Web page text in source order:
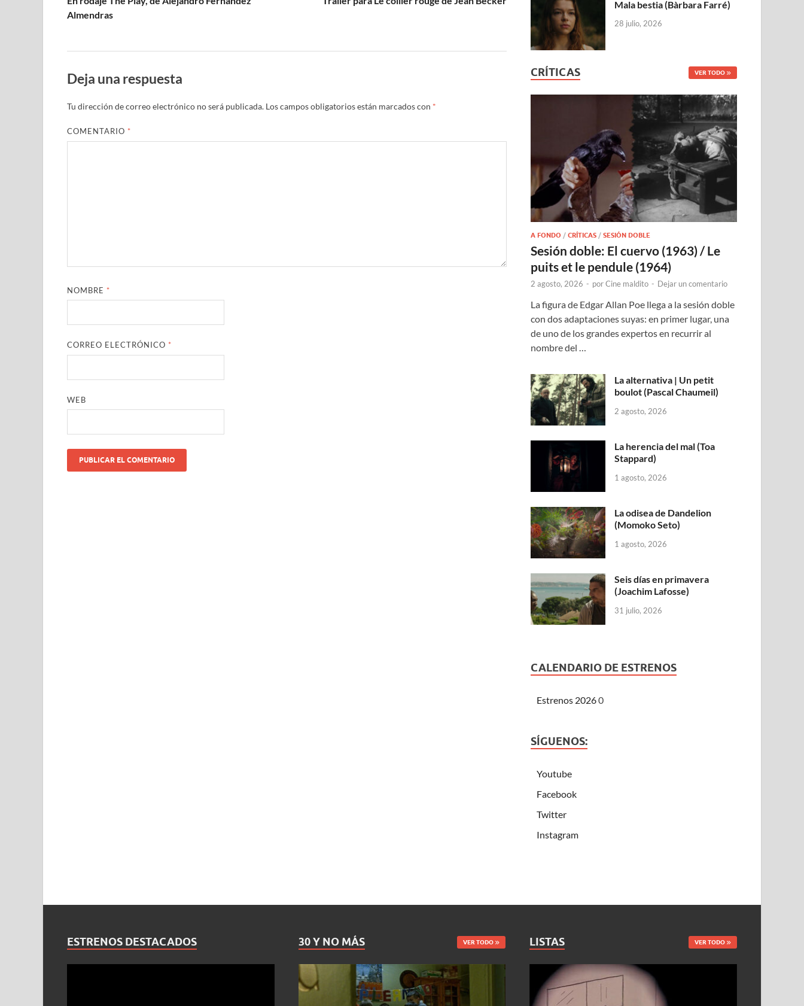
Almendras
Deja una respuesta
Tu dirección de correo electrónico no será publicada. Los campos obligatorios están marcados con *
COMENTARIO *
NOMBRE *
CORREO ELECTRÓNICO *
WEB
Mala bestia (Bàrbara Farré)
28 julio, 2026
CRÍTICAS VER TODO
A FONDO /CRÍTICAS /SESIÓN DOBLE
Sesión doble: El cuervo (1963) / Le
puits et le pendule (1964)
2 agosto, 2026 - porCine maldito - Dejar un comentario
La figura de Edgar Allan Poe llega a la sesión doble
con dos adaptaciones suyas: en primer lugar, una
de uno de los grandes expertos en recurrir al
nombre del …
La alternativa | Un petit
boulot (Pascal Chaumeil)
2 agosto, 2026
La herencia del mal (Toa
Stappard)
1 agosto, 2026
La odisea de Dandelion
(Momoko Seto)
1 agosto, 2026
Seis días en primavera
(Joachim Lafosse)
31 julio, 2026
CALENDARIO DE ESTRENOS
Estrenos 20260
SÍGUENOS:
Youtube
Facebook
Twitter
Instagram
ESTRENOS DESTACADOS 30 Y NO MÁS VER TODO LISTAS VER TODO